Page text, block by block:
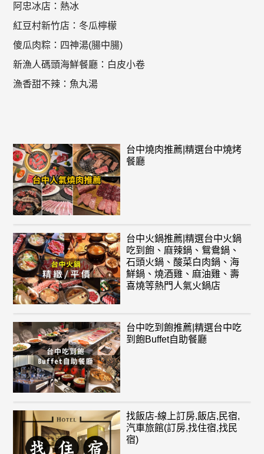
阿忠冰店：熱冰
紅豆村新竹店：冬瓜檸檬
傻瓜肉粽：四神湯(腸中腸)
新漁人碼頭海鮮餐廳：白皮小卷
漁香甜不辣：魚丸湯
台中燒肉推薦|精選台中燒烤
餐廳
台中火鍋推薦|精選台中火鍋
吃到飽、麻辣鍋、鴛鴦鍋、
石頭火鍋、酸菜白肉鍋、海
鮮鍋、燒酒雞、麻油雞、壽
喜燒等熱門人氣火鍋店
台中吃到飽推薦|精選台中吃
到飽Buffet自助餐廳
找飯店-線上訂房,飯店,民宿,
汽車旅館(訂房,找住宿,找民
宿)